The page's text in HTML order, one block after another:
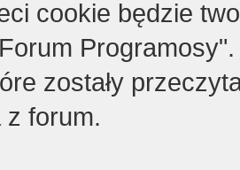
cookie będzie
zostały
z forum.